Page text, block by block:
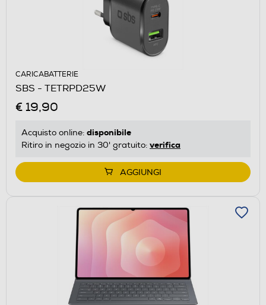
CARICABATTERIE
SBS - TETRPD25W
€ 19,90
Acquisto online: disponibile
Ritiro in negozio in 30' gratuito: verifica
AGGIUNGI